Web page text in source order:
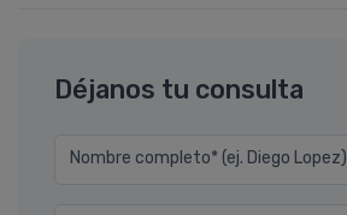
Déjanos tu consulta
Nombre completo* (ej. Diego Lopez)